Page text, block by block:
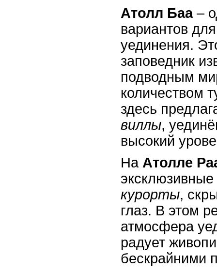
Атолл Баа–
вариантов
уединения.
заповедник
подводным
количеством
здесь
виллы,
высокий
На Атолле
эксклюзивные
курорты,
глаз. В этом
атмосфера
радует
бескрайними